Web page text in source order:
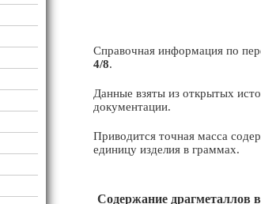
Справочная информация по
4/8.
Данные взяты из открытых
документации.
Приводится точная масса
единицу изделия в граммах.
Содержание драгметаллов